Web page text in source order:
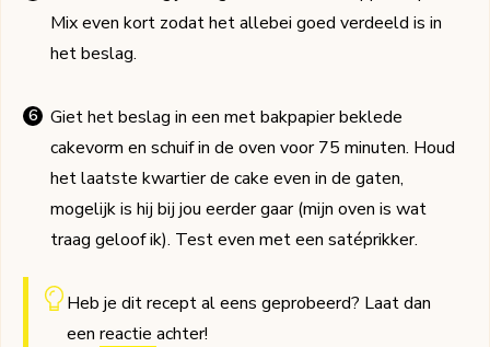
Mix even kort zodat het allebei goed verdeeld is in
het beslag.
Giet het beslag in een met bakpapier beklede
cakevorm en schuif in de oven voor 75 minuten. Houd
het laatste kwartier de cake even in de gaten,
mogelijk is hij bij jou eerder gaar (mijn oven is wat
traag geloof ik). Test even met een satéprikker.
Heb je dit recept al eens geprobeerd? Laat dan
een reactie achter!